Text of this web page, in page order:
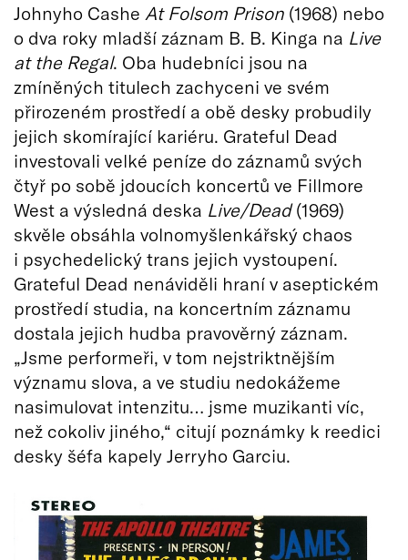
Johnyho Cashe At Folsom Prison (1968) nebo
o dva roky mladší záznam B. B. Kinga na Live
at the Regal. Oba hudebníci jsou na
zmíněných titulech zachyceni ve svém
přirozeném prostředí a obě desky probudily
jejich skomírající kariéru. Grateful Dead
investovali velké peníze do záznamů svých
čtyř po sobě jdoucích koncertů ve Fillmore
West a výsledná deska Live/Dead(1969)
skvěle obsáhla volnomyšlenkářský chaos
i psychedelický trans jejich vystoupení.
Grateful Dead nenáviděli hraní v aseptickém
prostředí studia, na koncertním záznamu
dostala jejich hudba pravověrný záznam.
„Jsme performeři, v tom nejstriktnějším
významu slova, a ve studiu nedokážeme
nasimulovat intenzitu… jsme muzikanti víc,
než cokoliv jiného,“ citují poznámky k reedici
desky šéfa kapely Jerryho Garciu.